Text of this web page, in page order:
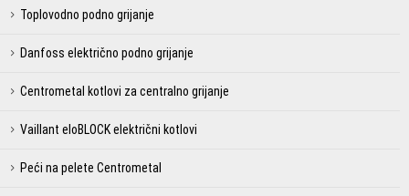
Toplovodno podno grijanje
Danfoss električno podno grijanje
Centrometal kotlovi za centralno grijanje
Vaillant eloBLOCK električni kotlovi
Peći na pelete Centrometal